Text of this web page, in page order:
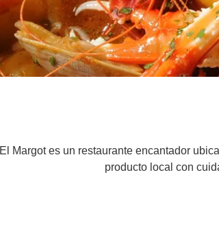
El Margot es un restaurante encantador
producto local con